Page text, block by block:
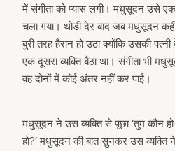
में संगीता को प्यास लगी। मधुसूदन उसे
चला गया। थोड़ी देर बाद जब मधुसूदन
बुरी तरह हैरान हो उठा क्योंकि उसकी
एक दूसरा व्यक्ति बैठा था। संगीता भी
वह दोनों में कोई अंतर नहीं कर पाई।
मधुसूदन ने उस व्यक्ति से पूछा ‘तुम कौन
हो?’ मधुसूदन की बात सुनकर उस व्यक्ति